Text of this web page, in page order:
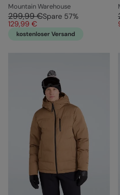
Mountain Warehouse
299,99 €Spare 57%
129,99 €
kostenloser Versand